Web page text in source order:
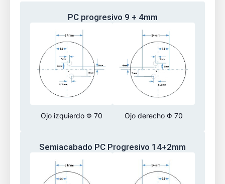
PC progresivo 9 + 4mm
Ojo izquierdo Φ 70 Ojo derecho Φ 70
Semiacabado PC Progresivo 14+2mm